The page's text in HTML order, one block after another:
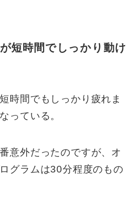
短時間でしっかり動け
時間でもしっかり疲れま
っている。
意外だったのですが、オ
グラムは30分程度のもの